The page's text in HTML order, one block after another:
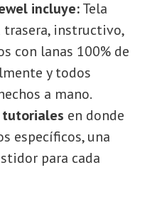
incluye:Tela
trasera, instructivo,
con lanas 100% de
y todos
a mano.
tutoriales en donde
específicos, una
para cada